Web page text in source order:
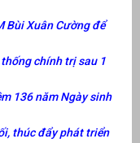
Bùi Xuân Cường để
chính trị sau 1
136 năm Ngày sinh
thúc đẩy phát triển